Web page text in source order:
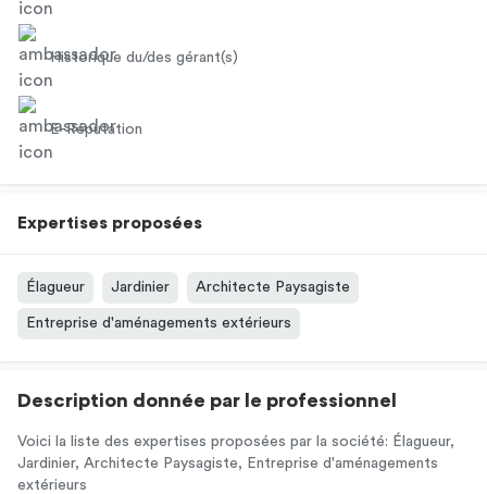
Historique du/des gérant(s)
E-Réputation
Expertises proposées
Élagueur Jardinier Architecte Paysagiste
Entreprise d'aménagements extérieurs
Description donnée par le professionnel
Voici la liste des expertises proposées par la société: Élagueur,
Jardinier, Architecte Paysagiste, Entreprise d'aménagements
extérieurs